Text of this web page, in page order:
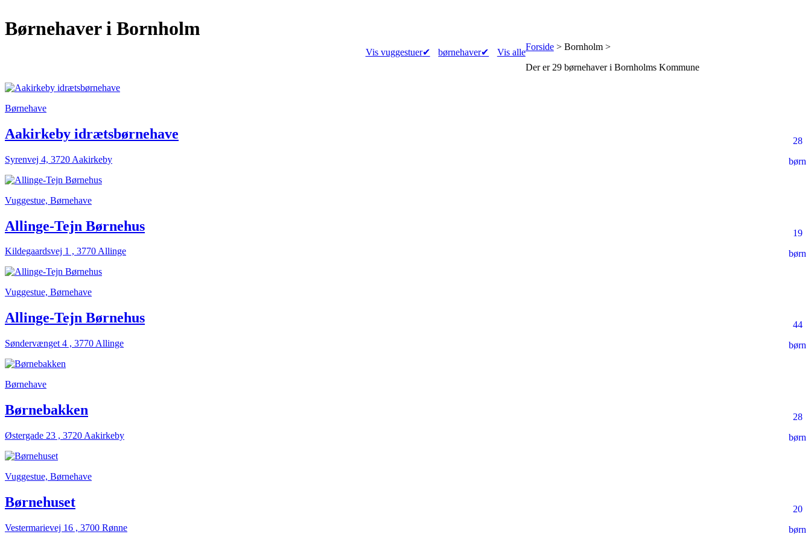
Børnehaveri Bornholm
Vis vuggestuer✔ børnehaver✔ Vis alle
Forside> Bornholm >
Der er 29 børnehaveri Bornholms Kommune
Børnehave
28
børn
Aakirkeby idrætsbørnehave
Syrenvej 4, 3720 Aakirkeby
Vuggestue, Børnehave
19
børn
Allinge-Tejn Børnehus
Kildegaardsvej 1 , 3770 Allinge
Vuggestue, Børnehave
44
børn
Allinge-Tejn Børnehus
Søndervænget 4 , 3770 Allinge
Børnehave
28
børn
Børnebakken
Østergade 23 , 3720 Aakirkeby
Vuggestue, Børnehave
20
børn
Børnehuset
Vestermarievej 16 , 3700 Rønne